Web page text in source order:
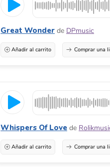
Great Wonder de DPmusic
Añadir al carrito Comprar una
Whispers Of Love de
Añadir al carrito Comprar una